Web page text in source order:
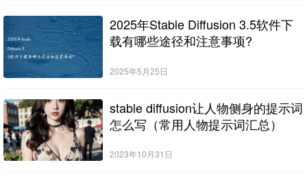
2025年Stable Diffusion 3.5软件下
载有哪些途径和注意事项?
2025年5月25日
stable diffusion让人物侧身的提示词
怎么写（常用人物提示词汇总）
2023年10月31日